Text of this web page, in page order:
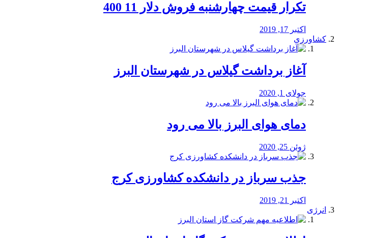
تکرار قیمت چهارشنبه فروش دلار 11 400
اکتبر 17, 2019
کشاورزی
آغاز برداشت گیلاس در شهرستان البرز
جولای 1, 2020
دمای هوای البرز بالا می رود
ژوئن 25, 2020
جذب سرباز در دانشکده کشاورزی کرج
اکتبر 21, 2019
انرژی